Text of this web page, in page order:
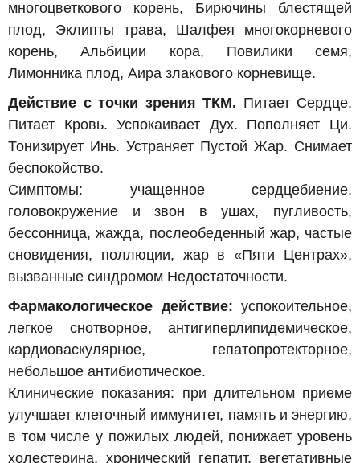
многоцветкового корень, Бирючины блестящей
плод, Эклипты трава, Шалфея многокорневого
корень, Альбиции кора, Повилики семя,
Лимонника плод, Аира злакового корневище.
Действие с точки зрения ТКМ. Питает Сердце.
Питает Кровь. Успокаивает Дух. Пополняет Ци.
Тонизирует Инь. Устраняет Пустой Жар. Снимает
беспокойство.
Симптомы: учащенное сердцебиение,
головокружение и звон в ушах, пугливость,
бессонница, жажда, послеобеденный жар, частые
сновидения, поллюции, жар в «Пяти Центрах»,
вызванные синдромом Недостаточности.
Фармакологическое действие: успокоительное,
легкое снотворное, антигиперлипидемическое,
кардиоваскулярное, гепатопротекторное,
небольшое антибиотическое.
Клинические показания: при длительном приеме
улучшает клеточный иммунитет, память и энергию,
в том числе у пожилых людей, понижает уровень
холестерина, хронический гепатит, вегетативные